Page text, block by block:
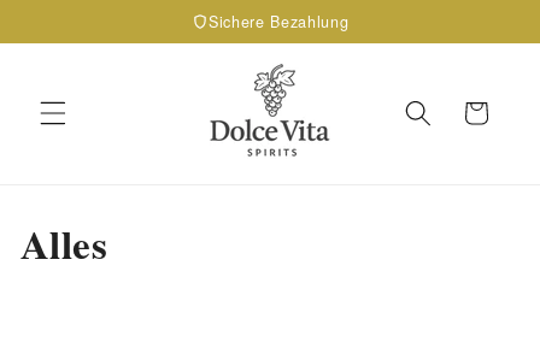
Inhalt
Sichere Bezahlung
Warenkorb
K
Alles